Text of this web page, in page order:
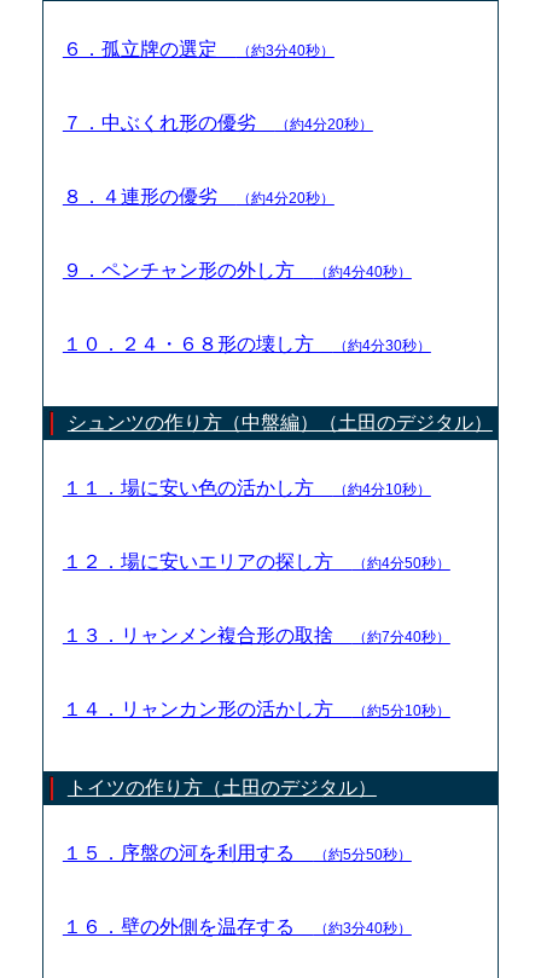
６．孤立牌の選定 （約3分40秒）
７．中ぶくれ形の優劣 （約4分20秒）
８．４連形の優劣 （約4分20秒）
９．ペンチャン形の外し方 （約4分40秒）
１０．２４・６８形の壊し方 （約4分30秒）
シュンツの作り方（中盤編）（土田のデジタル）
１１．場に安い色の活かし方 （約4分10秒）
１２．場に安いエリアの探し方 （約4分50秒）
１３．リャンメン複合形の取捨 （約7分40秒）
１４．リャンカン形の活かし方 （約5分10秒）
トイツの作り方（土田のデジタル）
１５．序盤の河を利用する （約5分50秒）
１６．壁の外側を温存する （約3分40秒）